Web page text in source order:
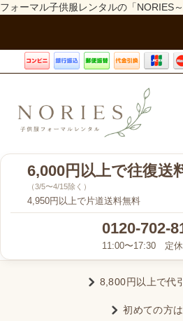
フォーマル子供服レンタルの「NORIES～
6,000円以上で往復送
（3/5〜4/15除く）
4,950円以上で片道送料無料
0120-702-
11:00〜17:30 定
8,800円以上で代
初めての方